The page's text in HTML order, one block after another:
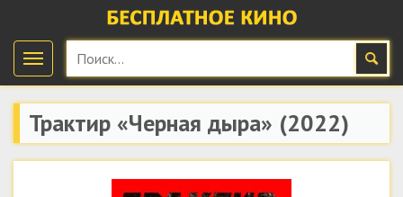
Трактир «Черная дыра» (2022)
скачать бесплатно